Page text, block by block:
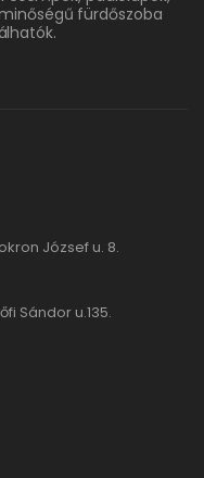
fürdőszoba
József u. 8.
Sándor u.135.